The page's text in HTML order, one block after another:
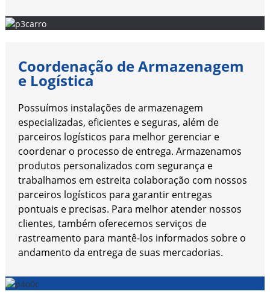
Coordenação de Armazenagem
e Logística
Possuímos instalações de armazenagem
especializadas, eficientes e seguras, além de
parceiros logísticos para melhor gerenciar e
coordenar o processo de entrega. Armazenamos
produtos personalizados com segurança e
trabalhamos em estreita colaboração com nossos
parceiros logísticos para garantir entregas
pontuais e precisas. Para melhor atender nossos
clientes, também oferecemos serviços de
rastreamento para mantê-los informados sobre o
andamento da entrega de suas mercadorias.